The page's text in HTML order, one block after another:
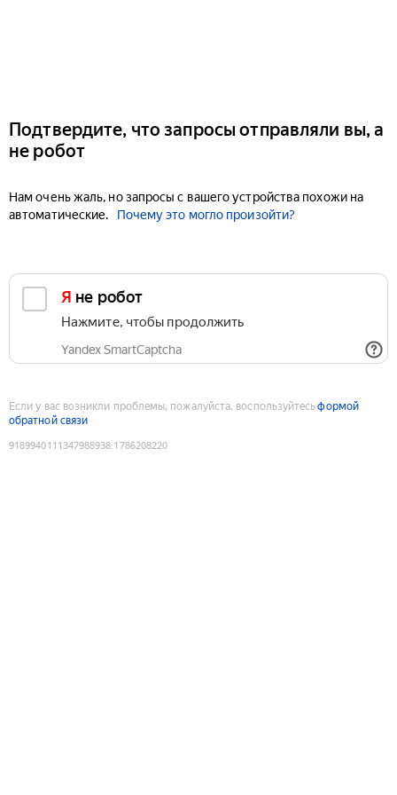
Подтвердите, что запросы отправляли вы, а
не робот
Нам очень жаль, но запросы с вашего устройства похожи на
автоматические.
Почему это могло произойти?
Я не робот
Нажмите, чтобы продолжить
Yandex SmartCaptcha
Если у вас возникли проблемы, пожалуйста, воспользуйтесьформой
обратной связи
9189940111347988938:1786208220